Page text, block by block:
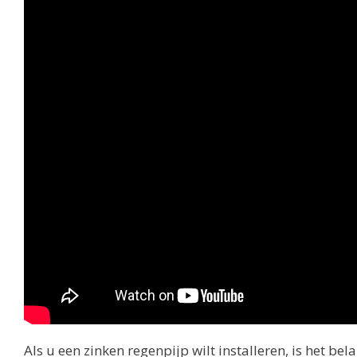
Als u een zinken regenpijp wilt installeren, is het